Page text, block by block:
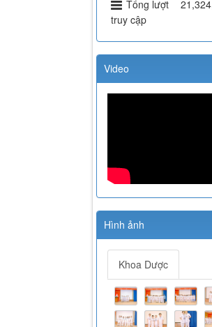
Tổng lượt
truy cập
Video
Hình ảnh
Khoa Dược